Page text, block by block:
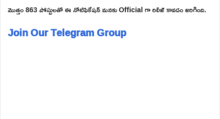
మొత్తం 863 పోస్టులతో ఈ నోటిఫికేషన్ మనకు Official గా రిలీజ్ కావడం జరిగింది.
Join Our Telegram Group